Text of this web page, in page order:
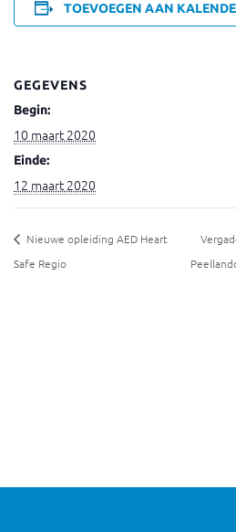
TOEVOEGEN AAN
GEGEVENS
Begin:
10 maart 2020
Einde:
12 maart 2020
Nieuwe opleiding AED Heart
Safe Regio